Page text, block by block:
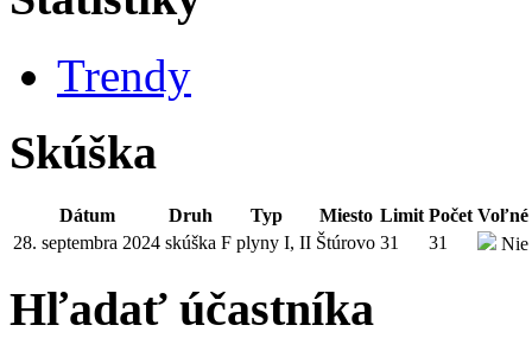
Trendy
Skúška
Dátum Druh Typ Miesto Limit Počet Voľné
28. septembra 2024 skúška F plyny I, II Štúrovo 31 31 Nie
Hľadať účastníka